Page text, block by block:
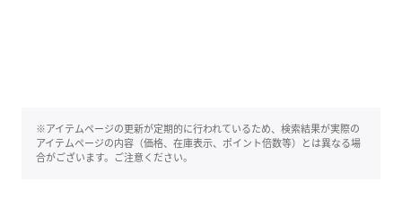
※アイテムページの更新が定期的に行われているため、検索結果が実際の
アイテムページの内容（価格、在庫表示、ポイント倍数等）とは異なる場
合がございます。ご注意ください。